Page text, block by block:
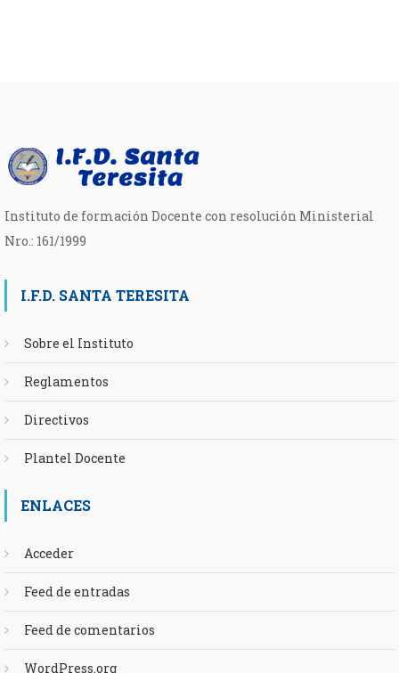
Instituto de formación Docente con resolución Ministerial
Nro.: 161/1999
I.F.D. SANTA TERESITA
Sobre el Instituto
Reglamentos
Directivos
Plantel Docente
ENLACES
Acceder
Feed de entradas
Feed de comentarios
WordPress.org